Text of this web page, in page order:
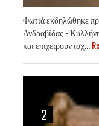
Φωτιά εκδηλώθηκε
Ανδραβίδας -
και επιχειρούν ισχ...
2